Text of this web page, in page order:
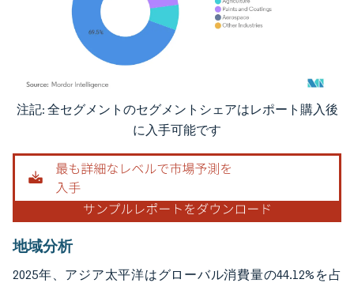
画像 © Mordor Intelligence。再利用にはCC BY 4.0の表示が必要です。
注記: 全セグメントのセグメントシェアはレポート購入後
に入手可能です
地域分析
2025年、アジア太平洋はグローバル消費量の44.12%を占